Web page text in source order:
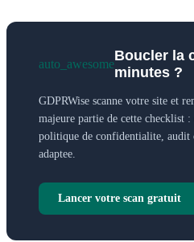
auto_awesome
Boucler la
minutes ?
GDPRWise scanne votre site et
majeure partie de cette checklist :
politique de confidentialite, audit
adaptee.
Lancer votre scan gratuit